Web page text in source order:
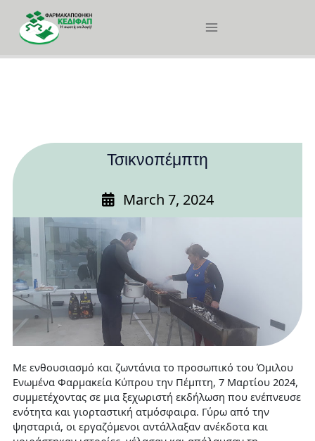
Τσικνοπέμπτη
March 7, 2024
Mε ενθουσιασμό και ζωντάνια το προσωπικό του Όμιλου
Ενωμένα Φαρμακεία Κύπρου την Πέμπτη, 7 Μαρτίου 2024,
συμμετέχοντας σε μια ξεχωριστή εκδήλωση που ενέπνευσε
ενότητα και γιορταστική ατμόσφαιρα. Γύρω από την
ψησταριά, οι εργαζόμενοι αντάλλαξαν ανέκδοτα και